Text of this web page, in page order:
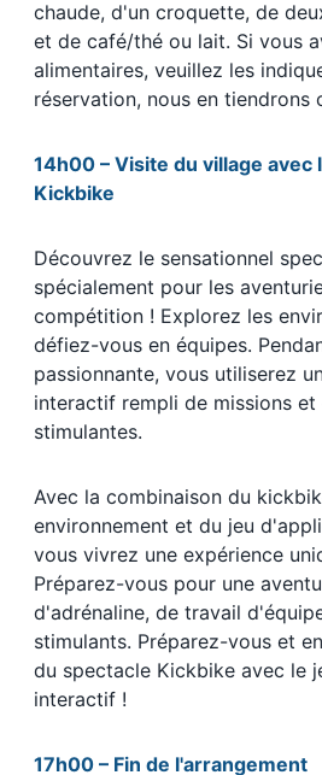
chaude, d'un croquette, de
et de café/thé ou lait. Si vous
alimentaires, veuillez les
réservation, nous en tiendrons
14h00 – Visite du village avec
Kickbike
Découvrez le sensationnel
spécialement pour les
compétition ! Explorez les
défiez-vous en équipes.
passionnante, vous utiliserez
interactif rempli de missions et
stimulantes.
Avec la combinaison du
environnement et du jeu
vous vivrez une expérience
Préparez-vous pour une
d'adrénaline, de travail
stimulants. Préparez-vous et
du spectacle Kickbike avec le
interactif !
17h00 – Fin de l'arrangement